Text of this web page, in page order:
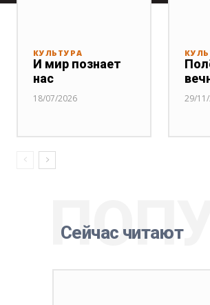
КУЛЬТУРА
И мир познает
нас
18/07/2026 29/
Сейчас читают